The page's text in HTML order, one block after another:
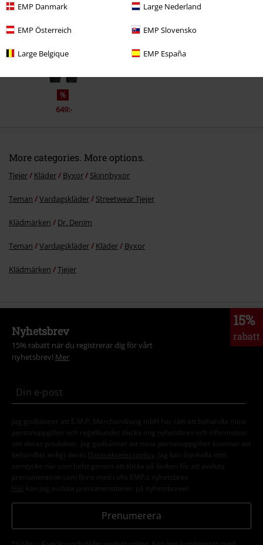
EMP Danmark Large Nederland
EMP Österreich EMP Slovensko
Large Belgique EMP España
%
649:-
More categories. More options.
Tjejer Kläder Byxor Skinnbyxor
Teman Vardagskläder Streetwear Tjejer
Klädmärken Dr. Denim
Teman Vardagskläder Kläder Byxor
Klädmärken Tjejer
15%
rabatt
Nyhetsbrev
15% rabatt när du registrerar dig för vårt
nyhetsbrev! Mer
Jag godkänner att E.M.P. Merchandising mbH har rätt att behandla mina
personuppgifter och regelbundet skicka mig nyhetsbrev och information
om deras produkter. Jag godkänner att mina personuppgifter kommer att
behandlas enligt deras
Datasekretesspolicy
. Jag kan återkalla mitt
samtycke när som helst genom att klicka på länken för att avsluta
prenumeration som finns med i alla EMP:s nyhetsbrev.
Här kan jag avsluta prenumerationen på nyhetsbrevet.
Prenumerera